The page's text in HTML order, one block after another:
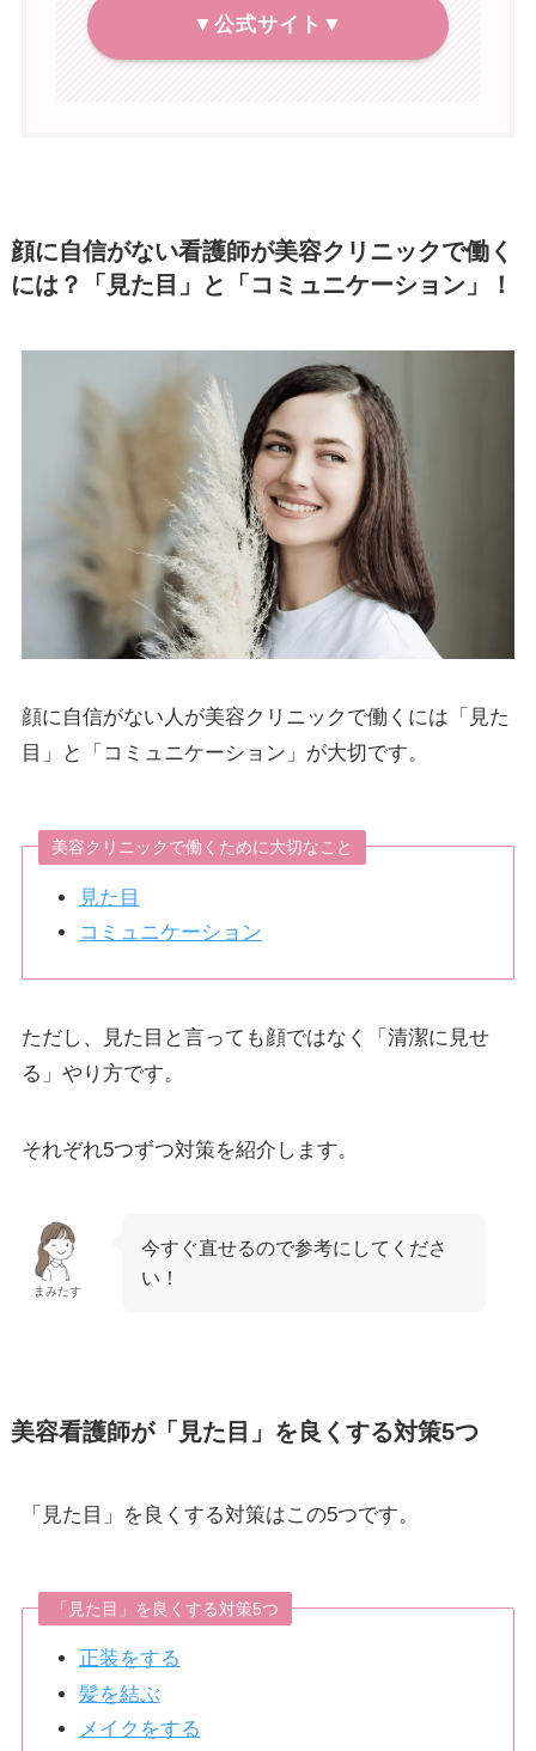
▼公式サイト▼
顔に自信がない看護師が美容クリニックで働く
には？「見た目」と「コミュニケーション」！
顔に自信がない人が美容クリニックで働くには「見た
目」と「コミュニケーション」が大切です。
美容クリニックで働くために大切なこと
見た目
コミュニケーション
ただし、見た目と言っても顔ではなく「清潔に見せ
る」やり方です。
それぞれ5つずつ対策を紹介します。
まみたす
今すぐ直せるので参考にしてくださ
い！
美容看護師が「見た目」を良くする対策5つ
「見た目」を良くする対策はこの5つです。
「見た目」を良くする対策5つ
正装をする
髪を結ぶ
メイクをする